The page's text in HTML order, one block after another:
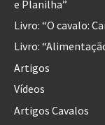
e Planilha”
Livro: “O cavalo:
Livro:
Artigos
Vídeos
Artigos Cavalos